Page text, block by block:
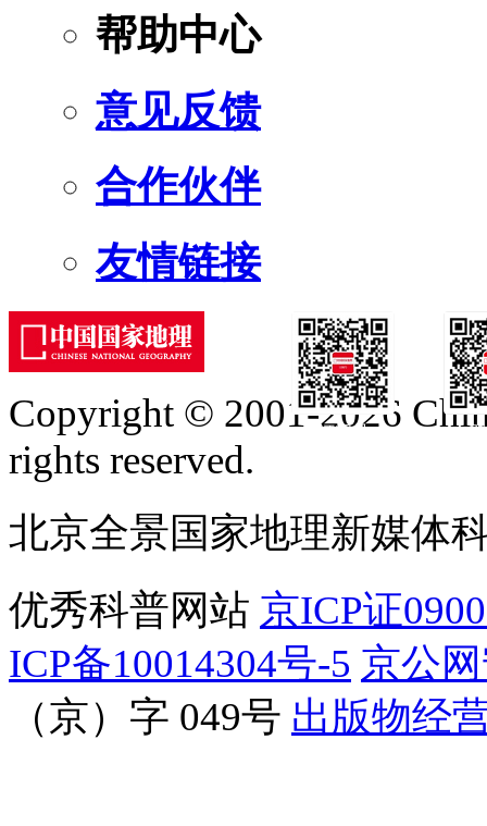
帮助中心
意见反馈
合作伙伴
友情链接
订阅号
Copyright © 2001-2026
rights reserved.
北京全景国家地理新媒体
优秀科普网站 京ICP证
ICP备10014304号-5 京公
（京）字 049号 出版物经